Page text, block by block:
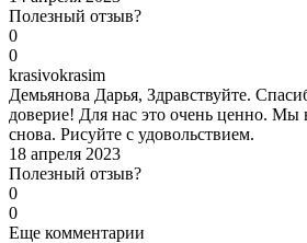
Полезный отзыв?
0
0
krasivokrasim
Демьянова Дарья, Здравствуйте.
доверие! Для нас это очень ценно. Мы
снова. Рисуйте с удовольствием.
18 апреля 2023
Полезный отзыв?
0
0
Еще комментарии